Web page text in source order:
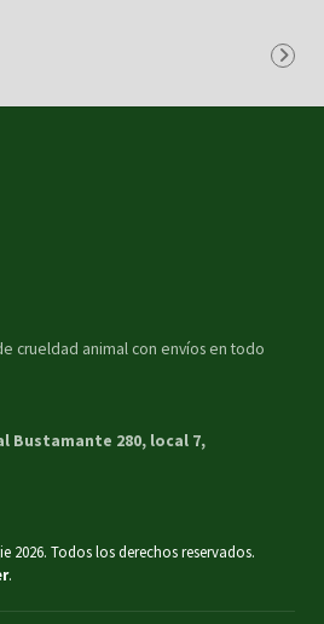
crueldad animal con envíos en todo
Bustamante 280, local 7,
2026. Todos los derechos reservados.
.